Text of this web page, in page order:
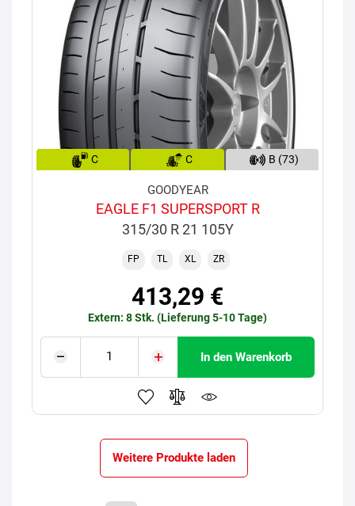
C C B (73)
GOODYEAR
EAGLE F1 SUPERSPORT R
315/30 R 21 105Y
FP TL XL ZR
413,29 €
Extern: 8 Stk. (Lieferung 5-10 Tage)
In den Warenkorb
Weitere Produkte laden